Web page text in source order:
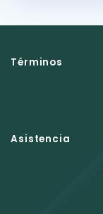
Términos
Asistencia